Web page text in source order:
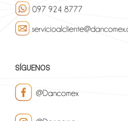
SÍGUENOS